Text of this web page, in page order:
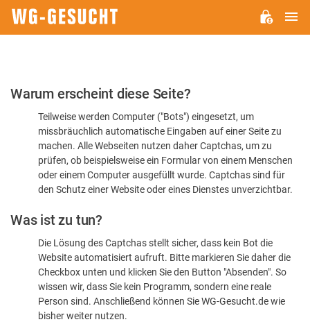
Bitte
dass
sind
Warum erscheint diese Seite?
Teilweise werden Computer ("Bots") eingesetzt, um
missbräuchlich automatische Eingaben auf einer Seite zu
machen. Alle Webseiten nutzen daher Captchas, um zu
prüfen, ob beispielsweise ein Formular von einem Menschen
oder einem Computer ausgefüllt wurde. Captchas sind für
den Schutz einer Website oder eines Dienstes unverzichtbar.
Was ist zu tun?
Die Lösung des Captchas stellt sicher, dass kein Bot die
Website automatisiert aufruft. Bitte markieren Sie daher die
Checkbox unten und klicken Sie den Button "Absenden". So
wissen wir, dass Sie kein Programm, sondern eine reale
Person sind. Anschließend können Sie WG-Gesucht.de wie
bisher weiter nutzen.